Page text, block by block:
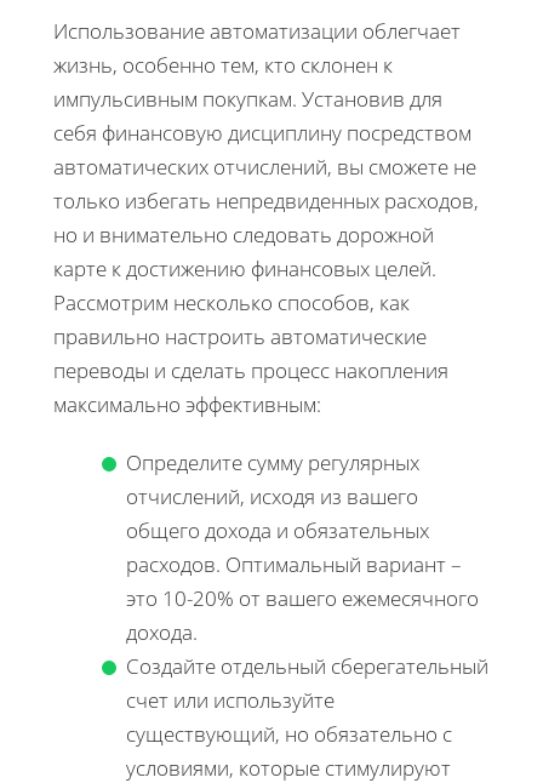
Использование автоматизации облегчает
жизнь, особенно тем, кто склонен к
импульсивным покупкам. Установив для
себя финансовую дисциплину посредством
автоматических отчислений, вы сможете не
только избегать непредвиденных расходов,
но и внимательно следовать дорожной
карте к достижению финансовых целей.
Рассмотрим несколько способов, как
правильно настроить автоматические
переводы и сделать процесс накопления
максимально эффективным:
Определите сумму регулярных
отчислений, исходя из вашего
общего дохода и обязательных
расходов. Оптимальный вариант –
это 10-20% от вашего ежемесячного
дохода.
Создайте отдельный сберегательный
счет или используйте
существующий, но обязательно с
условиями, которые стимулируют